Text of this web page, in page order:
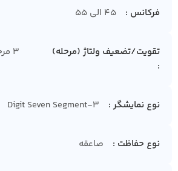
فرکانس 45 الی 55
تقویت/تضعیف ولتاژ (مرحله)
نوع نمایشگر 3-Digit Seven Segment
نوع حفاظت صاعقه